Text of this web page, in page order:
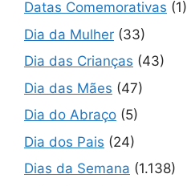
Datas Comemorativas (1)
Dia da Mulher (33)
Dia das Crianças (43)
Dia das Mães (47)
Dia do Abraço (5)
Dia dos Pais (24)
Dias da Semana (1.138)